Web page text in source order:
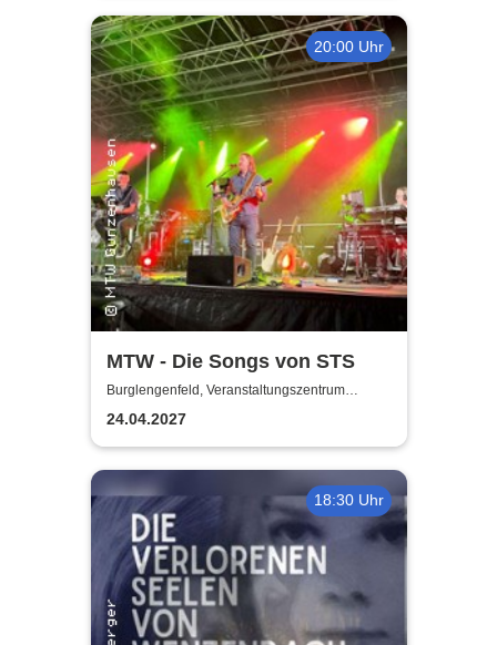
20:00 Uhr
MTW - Die Songs von STS
Burglengenfeld, Veranstaltungszentrum
Pfarrheim
24.04.2027
18:30 Uhr